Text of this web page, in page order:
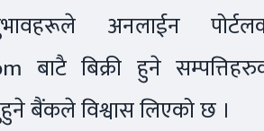
अनलाईन
बाटै बिक्री हुने
बैंकले विश्वास लिएको छ ।